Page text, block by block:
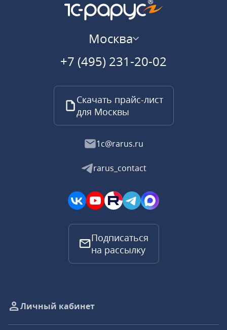
Москва
+7 (495) 231-20-02
Скачать прайс-лист
для Москвы
1c@rarus.ru
rarus_contact
Подписаться
на рассылку
Личный кабинет